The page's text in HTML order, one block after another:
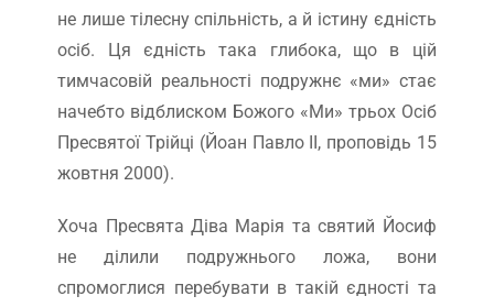
не лише тілесну спільність, а й істину єдність
осіб. Ця єдність така глибока, що в цій
тимчасовій реальності подружнє «ми» стає
начебто відблиском Божого «Ми» трьох Осіб
Пресвятої Трійці (Йоан Павло ІІ, проповідь 15
жовтня 2000).
Хоча Пресвята Діва Марія та святий Йосиф
не ділили подружнього ложа, вони
спромоглися перебувати в такій єдності та